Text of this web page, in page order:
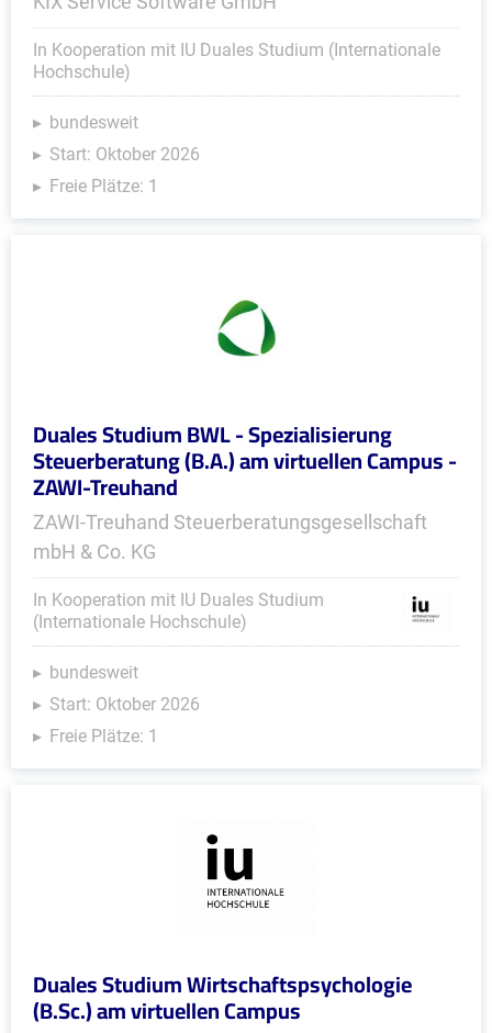
In Kooperation mit IU Duales Studium (Internationale
Hochschule)
bundesweit
Start: Oktober 2026
Freie Plätze: 1
Duales Studium BWL - Spezialisierung
Steuerberatung (B.A.) am virtuellen Campus -
ZAWI-Treuhand
ZAWI-Treuhand Steuerberatungsgesellschaft
mbH & Co. KG
In Kooperation mit IU Duales Studium
(Internationale Hochschule)
bundesweit
Start: Oktober 2026
Freie Plätze: 1
Duales Studium Wirtschaftspsychologie
(B.Sc.) am virtuellen Campus